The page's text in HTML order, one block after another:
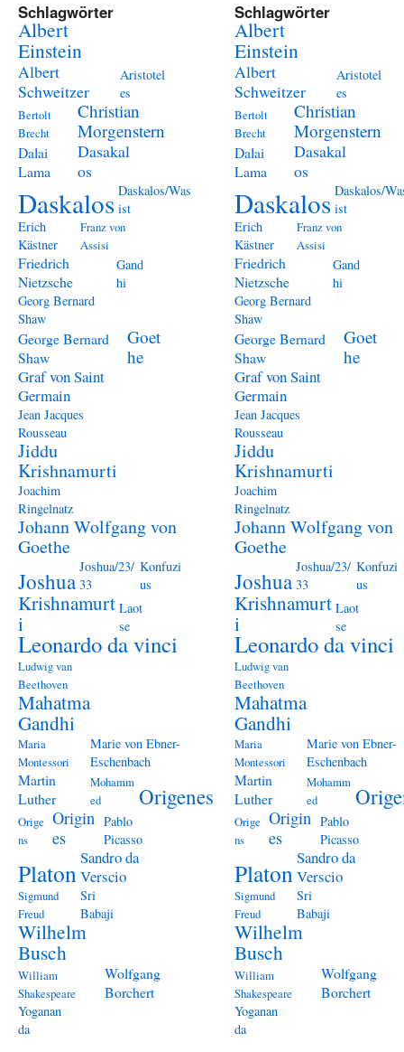
Schlagwörter
Albert
Einstein
Albert
Schweitzer
Aristotel
es
Bertolt
Brecht
Christian
Morgenstern
Dalai
Lama
Dasakal
os
Daskalos Daskalos/Was
ist
Erich
Kästner
Franz von
Assisi
Friedrich
Nietzsche
Gand
hi
Georg Bernard
Shaw
George Bernard
Shaw
Goet
he
Graf von Saint
Germain
Jean Jacques
Rousseau
Jiddu
Krishnamurti
Joachim
Ringelnatz
Johann Wolfgang von
Goethe
Joshua
Joshua/23/
33
Konfuzi
us
Krishnamurt
i
Laot
se
Leonardo da vinci
Ludwig van
Beethoven
Mahatma
Gandhi
Maria
Montessori
Marie von Ebner-
Eschenbach
Martin
Luther
Mohamm
ed
Origenes
Orige
ns
Origin
es
Pablo
Picasso
Platon
Sandro da
Verscio
Sigmund
Freud
Sri
Babaji
Wilhelm
Busch
William
Shakespeare
Wolfgang
Borchert
Yoganan
da
Schlagwörter
Albert
Einstein
Albert
Schweitzer
Aristotel
es
Bertolt
Brecht
Christian
Morgenstern
Dalai
Lama
Dasakal
os
Daskalos Daskalos/
ist
Erich
Kästner
Franz von
Assisi
Friedrich
Nietzsche
Gand
hi
Georg Bernard
Shaw
George Bernard
Shaw
Goet
he
Graf von Saint
Germain
Jean Jacques
Rousseau
Jiddu
Krishnamurti
Joachim
Ringelnatz
Johann Wolfgang von
Goethe
Joshua
Joshua/23/
33
Konfuzi
us
Krishnamurt
i
Laot
se
Leonardo da vinci
Ludwig van
Beethoven
Mahatma
Gandhi
Maria
Montessori
Marie von Ebner-
Eschenbach
Martin
Luther
Mohamm
ed
Orige
ns
Origin
es
Pablo
Picasso
Platon
Sandro da
Verscio
Sigmund
Freud
Sri
Babaji
Wilhelm
Busch
William
Shakespeare
Wolfgang
Borchert
Yoganan
da